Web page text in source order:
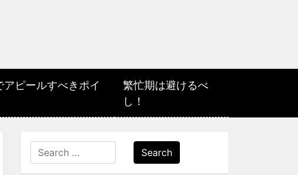
ピールすべきポイ
繁忙期は避けるべ
し！
Search